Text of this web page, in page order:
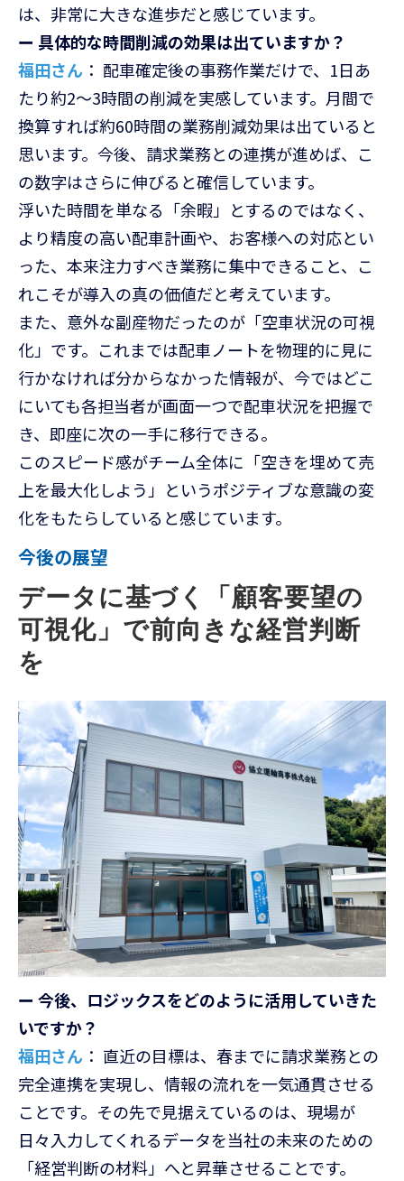
は、非常に大きな進歩だと感じています。
ー 具体的な時間削減の効果は出ていますか？
福田さん ： 配車確定後の事務作業だけで、1日あ
たり約2〜3時間の削減を実感しています。月間で
換算すれば約60時間の業務削減効果は出ていると
思います。今後、請求業務との連携が進めば、こ
の数字はさらに伸びると確信しています。
浮いた時間を単なる「余暇」とするのではなく、
より精度の高い配車計画や、お客様への対応とい
った、本来注力すべき業務に集中できること、こ
れこそが導入の真の価値だと考えています。
また、意外な副産物だったのが「空車状況の可視
化」です。これまでは配車ノートを物理的に見に
行かなければ分からなかった情報が、今ではどこ
にいても各担当者が画面一つで配車状況を把握で
き、即座に次の一手に移行できる。
このスピード感がチーム全体に「空きを埋めて売
上を最大化しよう」というポジティブな意識の変
化をもたらしていると感じています。
今後の展望
データに基づく「顧客要望の
可視化」で前向きな経営判断
を
ー 今後、ロジックスをどのように活用していきた
いですか？
福田さん ： 直近の目標は、春までに請求業務との
完全連携を実現し、情報の流れを一気通貫させる
ことです。その先で見据えているのは、現場が
日々入力してくれるデータを当社の未来のための
「経営判断の材料」へと昇華させることです。